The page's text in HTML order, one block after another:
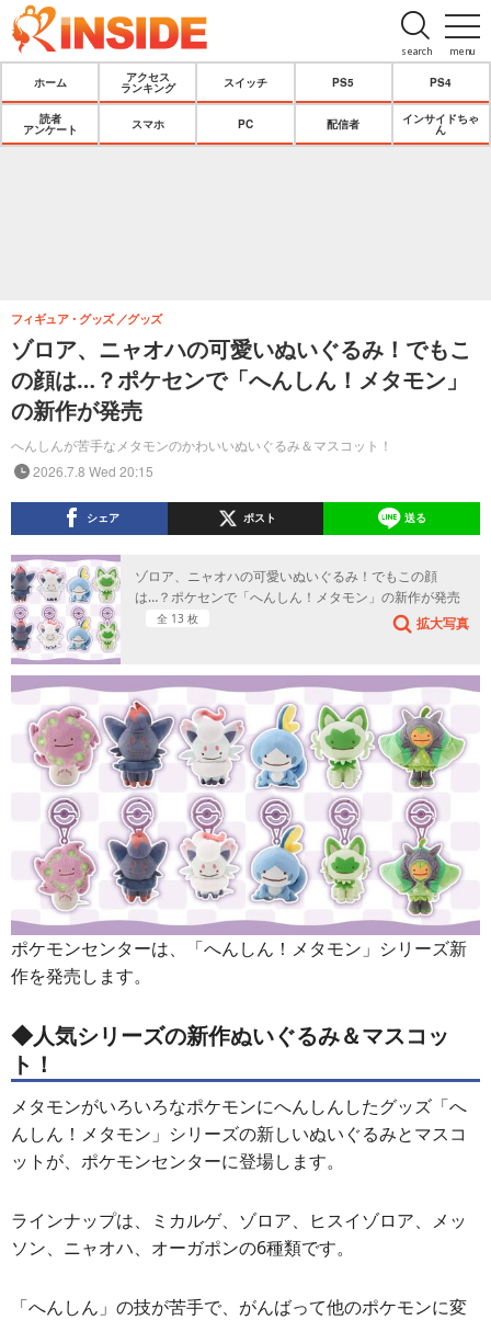
menu
search
ホーム
アクセス
ランキング
スイッチ PS5 PS4
読者
アンケート
スマホ PC 配信者
インサイドちゃ
ん
ゾロア、ニャオハの可愛いぬいぐるみ！でもこ
の顔は…？ポケセンで「へんしん！メタモン」
の新作が発売
へんしんが苦手なメタモンのかわいいぬいぐるみ＆マスコット！
フィギュア・グッズ グッズ
2026.7.8 Wed 20:15
シェア ポスト 送る
ゾロア、ニャオハの可愛いぬいぐるみ！でもこの顔
は…？ポケセンで「へんしん！メタモン」の新作が発売
全 13 枚 拡大写真
ポケモンセンターは、「へんしん！メタモン」シリーズ新
作を発売します。
◆人気シリーズの新作ぬいぐるみ＆マスコッ
ト！
メタモンがいろいろなポケモンにへんしんしたグッズ「へ
んしん！メタモン」シリーズの新しいぬいぐるみとマスコ
ットが、ポケモンセンターに登場します。
ラインナップは、ミカルゲ、ゾロア、ヒスイゾロア、メッ
ソン、ニャオハ、オーガポンの6種類です。
「へんしん」の技が苦手で、がんばって他のポケモンに変